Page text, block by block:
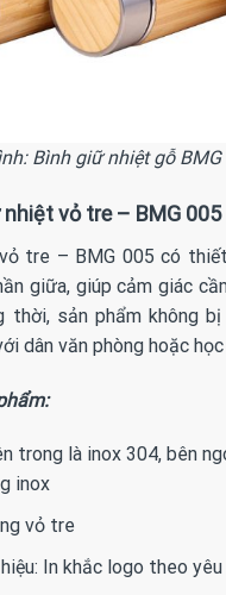
Bình giữ nhiệt gỗ
nhiệt vỏ tre – BMG 005
tre – BMG 005 có
giữa, giúp cảm giác
thời, sản phẩm không
dân văn phòng hoặc
trong là inox 304, bên
inox
vỏ tre
In khắc logo theo yêu